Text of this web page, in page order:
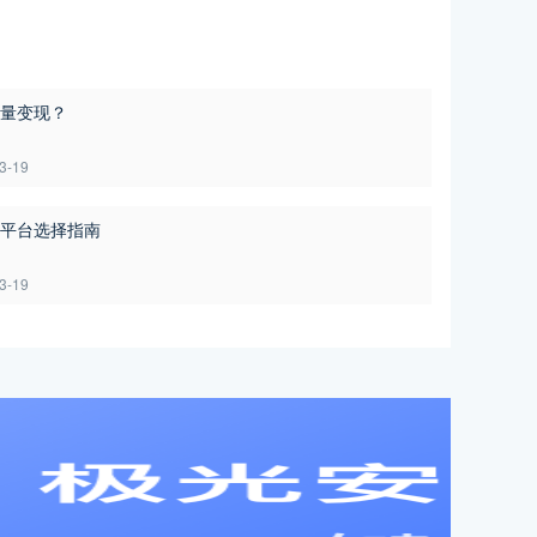
变现？
19
台选择指南
19